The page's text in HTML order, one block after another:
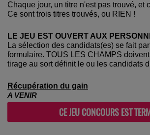
Chaque jour, un titre n'est pas trouvé, et
Ce sont trois titres trouvés, ou RIEN !
LE JEU EST OUVERT AUX
La sélection des candidats(es) se fait
formulaire. TOUS LES CHAMPS
tirage au sort définit le ou les candidats
Récupération du gain
A VENIR